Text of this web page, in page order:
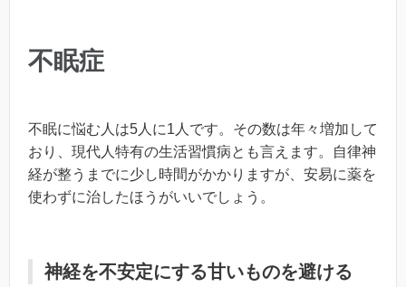
不眠症
不眠に悩む人は5人に1人です。その数は年々増加して
おり、現代人特有の生活習慣病とも言えます。自律神
経が整うまでに少し時間がかかりますが、安易に薬を
使わずに治したほうがいいでしょう。
神経を不安定にする甘いものを避ける